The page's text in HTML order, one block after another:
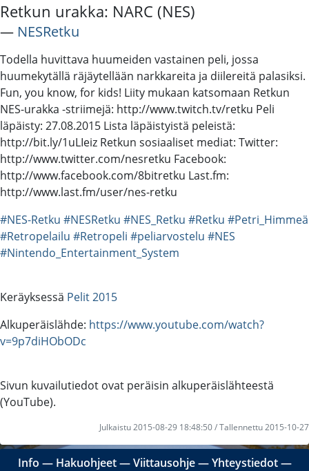
Retkun urakka: NARC (NES)
― NESRetku
Todella huvittava huumeiden vastainen peli, jossa
huumekytällä räjäytellään narkkareita ja diilereitä palasiksi.
Fun, you know, for kids! Liity mukaan katsomaan Retkun
NES-urakka -striimejä: http://www.twitch.tv/retku Peli
läpäisty: 27.08.2015 Lista läpäistyistä peleistä:
http://bit.ly/1uLIeiz Retkun sosiaaliset mediat: Twitter:
http://www.twitter.com/nesretku Facebook:
http://www.facebook.com/8bitretku Last.fm:
http://www.last.fm/user/nes-retku
#NES-Retku #NESRetku #NES_Retku #Retku #Petri_Himmeä
#Retropelailu #Retropeli #peliarvostelu #NES
#Nintendo_Entertainment_System
Keräyksessä Pelit 2015
Alkuperäislähde: https://www.youtube.com/watch?
v=9p7diHObODc
Sivun kuvailutiedot ovat peräisin alkuperäislähteestä
(YouTube).
Julkaistu 2015-08-29 18:48:50 / Tallennettu 2015-10-27
Info ― Hakuohjeet―Viittausohje―Yhteystiedot―